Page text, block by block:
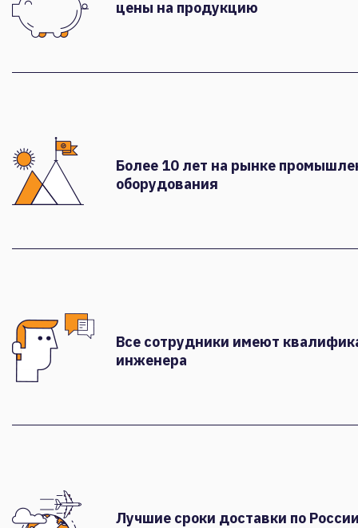
цены на продукцию
Более 10 лет на рынке
оборудования
Все сотрудники имеют
инженера
Лучшие сроки доставки по